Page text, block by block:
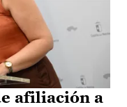
afiliación a